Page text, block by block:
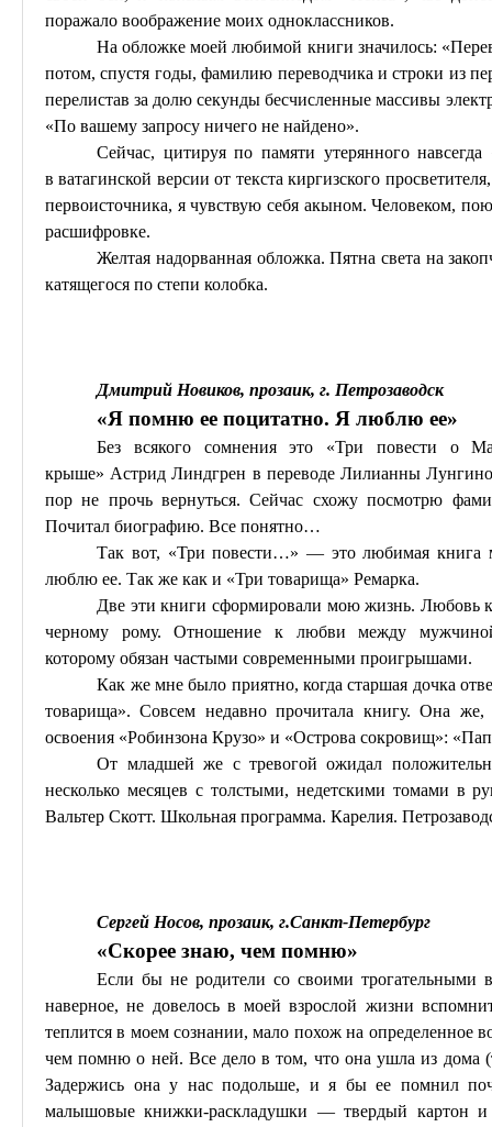
поражало воображение моих одноклассников.
На обложке моей любимой книги значилось:
потом, спустя годы, фамилию переводчика и строки из
перелистав за долю секунды бесчисленные массивы
«По вашему запросу ничего не найдено».
Сейчас, цитируя по памяти утерянного
вватагинской версии от текста киргизского
первоисточника, я чувствую себя акыном. Человеком,
расшифровке.
Желтая надорванная обложка. Пятна света на
катящегося по степи колобка.
Дмитрий Новиков, прозаик,г. Петрозаводск
«Я помню еепоцитатно. Я люблю ее»
Без всякого сомненияэто «Три повести о
крыше» Астрид Линдгрен в переводеЛилианны
пор не прочь вернуться. Сейчас схожупосмотрю
Почитал биографию. Все понятно…
Так вот, «Три повести…» — это любимая книга
люблю ее. Так же как и «Три товарища» Ремарка.
Две эти книги сформировали мою жизнь. Любовь
черному рому. Отношение к любви между
которому обязан частыми современными проигрышами.
Как же мне было приятно, когда старшая дочка
товарища». Совсем недавно прочитала книгу. Она же,
освоения «Робинзона Крузо» и «Острова сокровищ»:
От младшей же с тревогой ожидал
несколько месяцев с толстыми, недетскими томами в
Вальтер Скотт. Школьная программа. Карелия.
Сергей Носов, прозаик, г.Санкт-Петербург
«Скорее знаю, чем помню»
Если бы не родители со своими трогательными
наверное, не довелось в моей взрослой жизни
теплится в моем сознании, мало похож на определенное
чем помню о ней. Все дело в том, что она ушла из дома
Задержись она у нас подольше, и я бы ее помнил
малышовые книжки-раскладушки — твердый картон и